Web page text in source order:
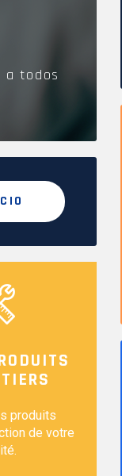
a todos
produits
de votre